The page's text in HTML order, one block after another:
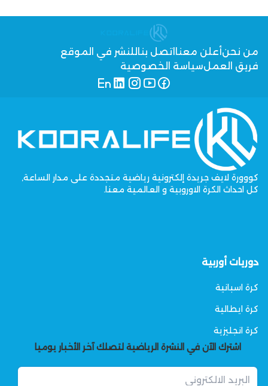
من نحنأعلن معنا اتصل بنا للنشر في الموقع
فريق العملسياسة الخصوصية
كووورة لايف جريدة إلكترونية رياضية متجددة على مدار الساعة,
كل احداث الكرة الاوروبية و العالمية معنا.
دوريات أوربية
كرة اسبانية
كرة ايطالية
كرة انجليزية
اشترك الآن في النشرة الرياضية لتصلك آخر الأخبار يوميا